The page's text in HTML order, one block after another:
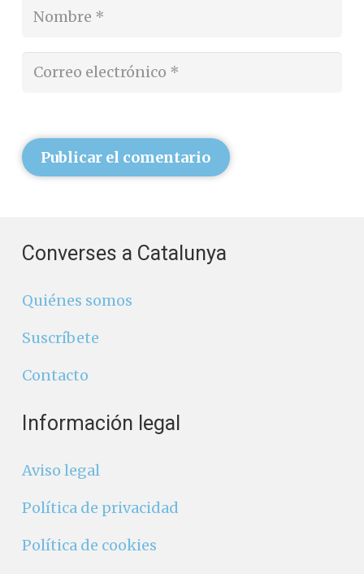
Publicar el comentario
Converses a Catalunya
Quiénes somos
Suscríbete
Contacto
Información legal
Aviso legal
Política de privacidad
Política de cookies